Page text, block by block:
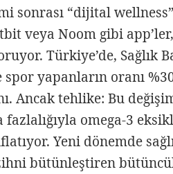
sonrası “dijital
veya Noom gibi app’ler,
Türkiye’de, Sağlık
yapanların oranı
Ancak tehlike: Bu
fazlalığıyla omega-3
Yeni dönemde
bütünleştiren